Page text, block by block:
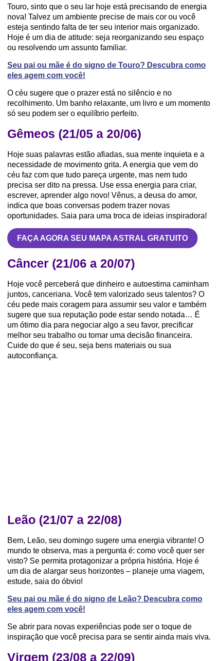
Touro, sinto que o seu lar hoje está precisando de energia
nova! Talvez um ambiente precise de mais cor ou você
esteja sentindo falta de ter seu interior mais organizado.
Hoje é um dia de atitude: seja reorganizando seu espaço
ou resolvendo um assunto familiar.
Seu pai ou mãe é do signo de Touro? Descubra como
eles agem com você!
O céu sugere que o prazer está no silêncio e no
recolhimento. Um banho relaxante, um livro e um momento
só seu podem ser o equilíbrio perfeito.
Gêmeos (21/05 a 20/06)
Hoje suas palavras estão afiadas, sua mente inquieta e a
necessidade de movimento grita. A energia que vem do
céu faz com que tudo pareça urgente, mas nem tudo
precisa ser dito na pressa. Use essa energia para criar,
escrever, aprender algo novo! Vênus, a deusa do amor,
indica que boas conversas podem trazer novas
oportunidades. Saia para uma troca de ideias inspiradora!
FAÇA AGORA SEU MAPA ASTRAL GRATUITO
Câncer (21/06 a 20/07)
Hoje você perceberá que dinheiro e autoestima caminham
juntos, canceriana. Você tem valorizado seus talentos? O
céu pede mais coragem para assumir seu valor e também
sugere que sua reputação pode estar sendo notada… É
um ótimo dia para negociar algo a seu favor, precificar
melhor seu trabalho ou tomar uma decisão financeira.
Cuide do que é seu, seja bens materiais ou sua
autoconfiança.
Leão (21/07 a 22/08)
Bem, Leão, seu domingo sugere uma energia vibrante! O
mundo te observa, mas a pergunta é: como você quer ser
visto? Se permita protagonizar a própria história. Hoje é
um dia de alargar seus horizontes – planeje uma viagem,
estude, saia do óbvio!
Seu pai ou mãe é do signo de Leão? Descubra como
eles agem com você!
Se abrir para novas experiências pode ser o toque de
inspiração que você precisa para se sentir ainda mais viva.
Virgem (23/08 a 22/09)